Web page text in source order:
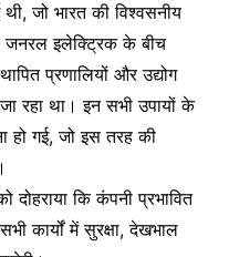
जो भारत की विश्वसनीय
जनरल इलेक्ट्रिक के बीच
प्रणालियों और उद्योग
रहा था। इन सभी उपायों के
हो गई, जो इस तरह की
दोहराया कि कंपनी प्रभावित
कार्यों में सुरक्षा, देखभाल